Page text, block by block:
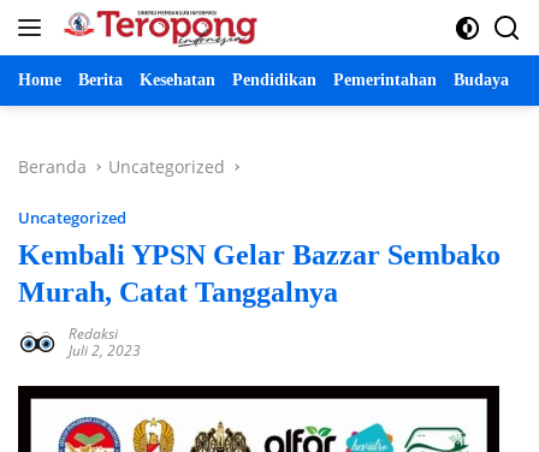
Langsung
Home Berita Kesehatan Pendidikan Pemerintahan Budaya
Beranda Uncategorized
Uncategorized
Kembali YPSN Gelar Bazzar Sembako
Murah, Catat Tanggalnya
Redaksi
Juli 2, 2023